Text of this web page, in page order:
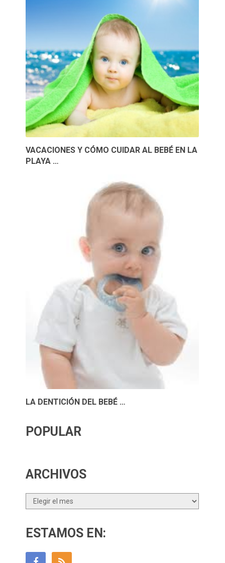
VACACIONES Y CÓMO CUIDAR AL BEBÉ EN LA
PLAYA …
LA DENTICIÓN DEL BEBÉ …
POPULAR
ARCHIVOS
Archivos
ESTAMOS EN: